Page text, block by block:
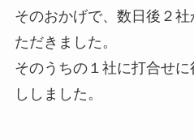
そのおかげで、数日後２
ただきました。
そのうちの１社に打合せ
ししました。